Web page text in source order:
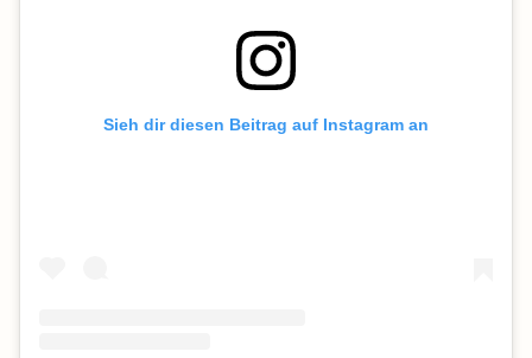
Sieh dir diesen Beitrag auf Instagram an